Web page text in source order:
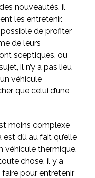
nouveautés, il
les entretenir.
de profiter
de leurs
sceptiques, ou
il n’y a pas lieu
véhicule
que celui d’une
moins complexe
est dû au fait qu’elle
véhicule thermique.
chose, il y a
pour entretenir